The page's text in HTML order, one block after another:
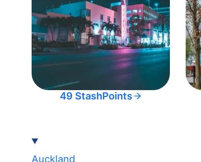
49 StashPoints
Auckland